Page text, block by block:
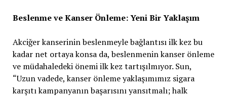
Beslenme ve Kanser Önleme: Yeni Bir Yaklaşım
Akciğer kanserinin beslenmeyle bağlantısı ilk kez bu
kadar net ortaya konsa da, beslenmenin kanser önleme
ve müdahaledeki önemi ilk kez tartışılmıyor. Sun,
“Uzun vadede, kanser önleme yaklaşımımız sigara
karşıtı kampanyanın başarısını yansıtmalı; halk